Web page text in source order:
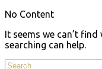
No Content
It seems we can’t
searching can help.